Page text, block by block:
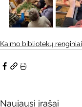
Kaimo bibliotekų renginiai
Naujausi įrašai